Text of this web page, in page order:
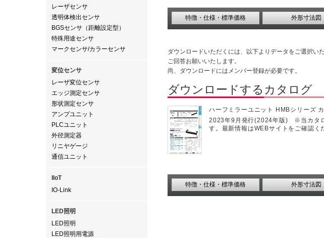
レーザセンサ
透明体検出センサ
BGSセンサ（距離設定型）
特殊用途センサ
マークセンサ/カラーセンサ
変位センサ
レーザ変位センサ
エッジ測定センサ
形状測定センサ
アンプユニット
PLCユニット
外径測定器
リニヤゲージ
通信ユニット
IIoT
IO-Link
LED照明
LED照明
LED照明用電源
特徴・仕様・標準価格 外形寸法図
ダウンロードいただくには、以下よりデータをご選択い
ご回答お願いいたします。
尚、ダウンロードにはメンバー登録が必要です。
ダウンロードするカタログ
ハーフミラーユニット HMBシリーズ
2023年9月発行(2024年版) ※当カタ
す。最新情報はWEBサイトをご確認
特徴・仕様・標準価格 外形寸法図